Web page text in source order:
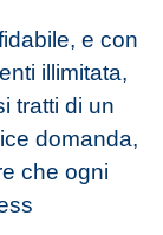
e con
illimitata,
tratti di un
domanda,
che ogni